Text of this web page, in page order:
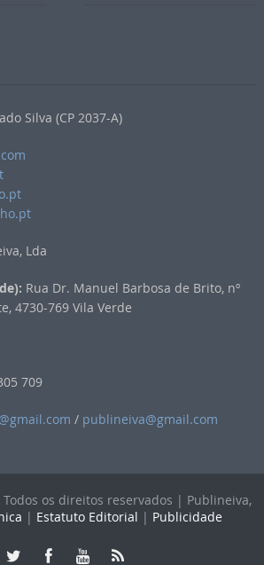
Silva (CP 2037-A)
Lda
Rua Dr. Manuel Barbosa de Brito, nº
4730-769 Vila Verde
709
/ publineiva@gmail.com
os direitos reservados | Publineiva,
| Estatuto Editorial | Publicidade